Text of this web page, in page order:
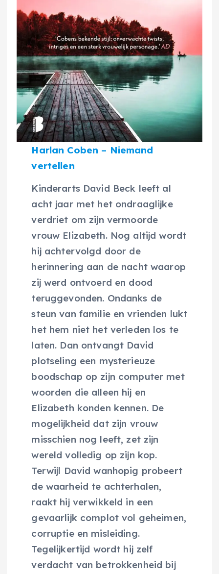
Harlan Coben – Niemand
vertellen
Kinderarts David Beck leeft al
acht jaar met het ondraaglijke
verdriet om zijn vermoorde
vrouw Elizabeth. Nog altijd wordt
hij achtervolgd door de
herinnering aan de nacht waarop
zij werd ontvoerd en dood
teruggevonden. Ondanks de
steun van familie en vrienden lukt
het hem niet het verleden los te
laten. Dan ontvangt David
plotseling een mysterieuze
boodschap op zijn computer met
woorden die alleen hij en
Elizabeth konden kennen. De
mogelijkheid dat zijn vrouw
misschien nog leeft, zet zijn
wereld volledig op zijn kop.
Terwijl David wanhopig probeert
de waarheid te achterhalen,
raakt hij verwikkeld in een
gevaarlijk complot vol geheimen,
corruptie en misleiding.
Tegelijkertijd wordt hij zelf
verdacht van betrokkenheid bij